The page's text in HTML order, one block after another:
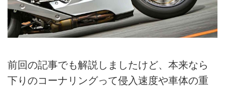
前回の記事でも解説しましたけど、本来なら
下りのコーナリングって侵入速度や車体の重